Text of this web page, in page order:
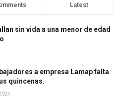
Latest
sin vida a una menor de edad
a empresa Lamap falta
quincenas.